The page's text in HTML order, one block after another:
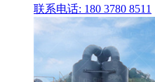
联系电话: 180 3780 8511